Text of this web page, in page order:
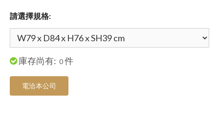
請選擇規格:
庫存尚有: 0件
電洽本公司